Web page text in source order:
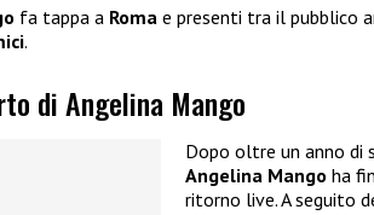
fa tappa a Roma e presenti tra il pubblico
.
di Angelina Mango
Dopo oltre un anno di
Angelina Mango ha
ritorno live. A seguito